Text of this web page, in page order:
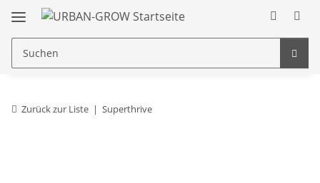
Zurück zur Liste Superthrive